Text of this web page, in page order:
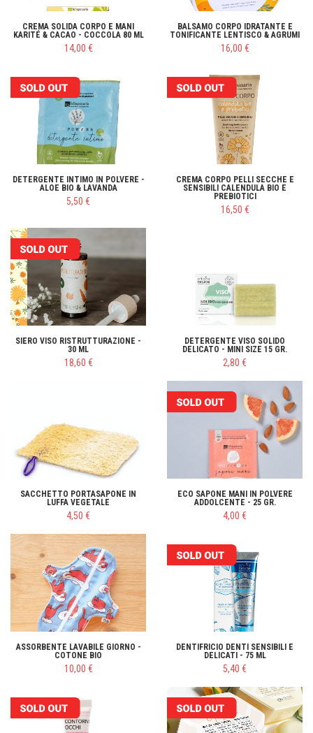
CREMA SOLIDA CORPO E MANI
KARITÉ & CACAO - COCCOLA 80 ML
14,00 €
BALSAMO CORPO IDRATANTE E
TONIFICANTE LENTISCO & AGRUMI
16,00 €
DETERGENTE INTIMO IN POLVERE -
ALOE BIO & LAVANDA
5,50 €
CREMA CORPO PELLI SECCHE E
SENSIBILI CALENDULA BIO E
PREBIOTICI
16,50 €
SIERO VISO RISTRUTTURAZIONE -
30 ML
18,60 €
DETERGENTE VISO SOLIDO
DELICATO - MINI SIZE 15 GR.
2,80 €
SACCHETTO PORTASAPONE IN
LUFFA VEGETALE
4,50 €
ECO SAPONE MANI IN POLVERE
ADDOLCENTE - 25 GR.
4,00 €
ASSORBENTE LAVABILE GIORNO -
COTONE BIO
10,00 €
DENTIFRICIO DENTI SENSIBILI E
DELICATI - 75 ML
5,40 €